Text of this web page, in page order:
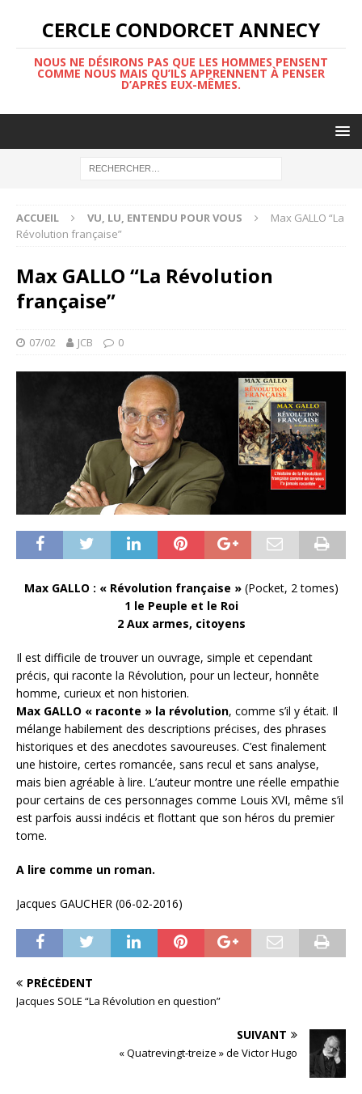
CERCLE CONDORCET ANNECY
NOUS NE DÉSIRONS PAS QUE LES HOMMES PENSENT
COMME NOUS MAIS QU’ILS APPRENNENT À PENSER
D’APRÈS EUX-MÊMES.
ACCUEIL VU, LU, ENTENDU POUR VOUS
Max GALLO “La
Révolution française”
Max GALLO “La Révolution
française”
07/02 JCB 0
Max GALLO : « Révolution française » (Pocket, 2 tomes)
1 le Peuple et le Roi
2 Aux armes, citoyens
Il est difficile de trouver un ouvrage, simple et cependant
précis, qui raconte la Révolution, pour un lecteur, honnête
homme, curieux et non historien.
Max GALLO « raconte » la révolution, comme s’il y était. Il
mélange habilement des descriptions précises, des phrases
historiques et des anecdotes savoureuses. C’est finalement
une histoire, certes romancée, sans recul et sans analyse,
mais bien agréable à lire. L’auteur montre une réelle empathie
pour certains de ces personnages comme Louis XVI, même s’il
est parfois aussi indécis et flottant que son héros du premier
tome.
A lire comme un roman.
Jacques GAUCHER (06-02-2016)
PRÉCÉDENT
Jacques SOLE “La Révolution en question”
SUIVANT
« Quatrevingt-treize » de Victor Hugo